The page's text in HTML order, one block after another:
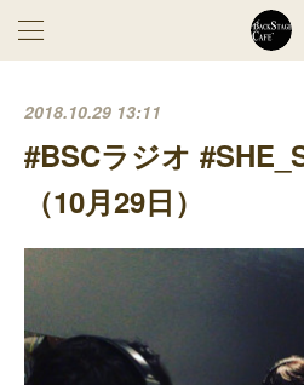
2018.10.29 13:11
#BSCラジオ
（10月29日）